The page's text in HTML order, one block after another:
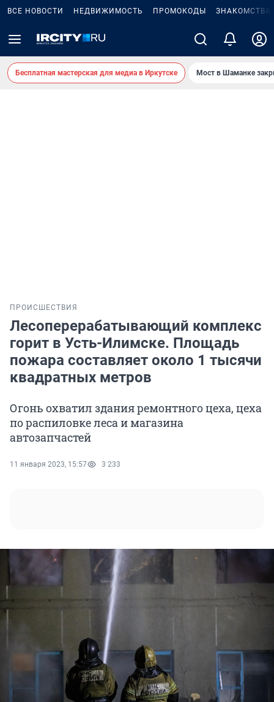
ВСЕ НОВОСТИ НЕДВИЖИМОСТЬ ПРОМОКОДЫ ЗНАКОМСТВА
Бесплатная мастерская для медиа в Иркутске Мост в Шаманке
ПРОИСШЕСТВИЯ
Лесоперерабатывающий комплекс
горит в Усть-Илимске. Площадь
пожара составляет около 1 тысячи
квадратных метров
Огонь охватил здания ремонтного цеха, цеха
по распиловке леса и магазина
автозапчастей
11 января 2023, 15:57 3 233